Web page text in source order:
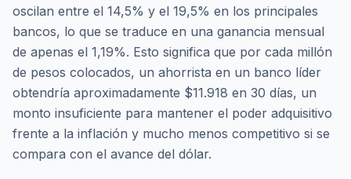
oscilan entre el 14,5% y el 19,5% en los principales
bancos, lo que se traduce en una ganancia mensual
de apenas el 1,19%. Esto significa que por cada millón
de pesos colocados, un ahorrista en un banco líder
obtendría aproximadamente $11.918 en 30 días, un
monto insuficiente para mantener el poder adquisitivo
frente a la inflación y mucho menos competitivo si se
compara con el avance del dólar.